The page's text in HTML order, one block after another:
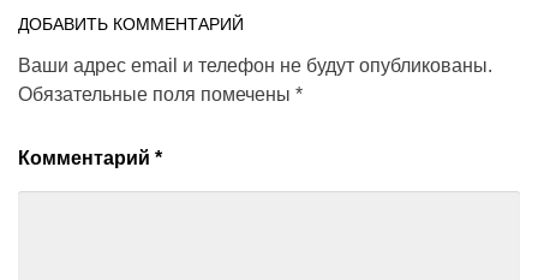
ДОБАВИТЬ КОММЕНТАРИЙ
Ваши адрес email и телефон не будут опубликованы.
Обязательные поля помечены *
Комментарий *